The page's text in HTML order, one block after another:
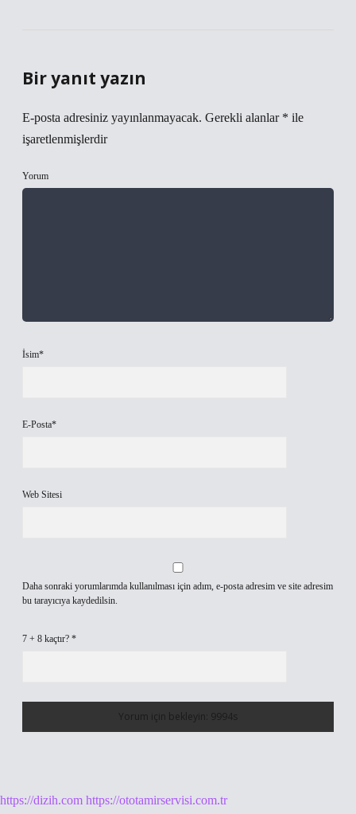
Bir yanıt yazın
E-posta adresiniz yayınlanmayacak. Gerekli alanlar * ile
işaretlenmişlerdir
Yorum
İsim*
E-Posta*
Web Sitesi
Daha sonraki yorumlarımda kullanılması için adım, e-posta adresim ve site adresim
bu tarayıcıya kaydedilsin.
7 + 8 kaçtır? *
https://dizih.com https://ototamirservisi.com.tr